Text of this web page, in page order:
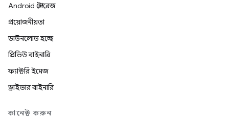
Android স্টোরেজ
প্রয়োজনীয়তা
ডাউনলোড হচ্ছে
প্রিভিউ বাইনারি
ফ্যাক্টরি ইমেজ
ড্রাইভার বাইনারি
কানেক্ট করুন